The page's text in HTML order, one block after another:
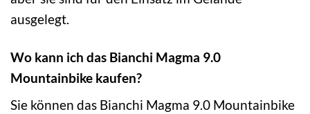
ausgelegt.
Wo kann ich das Bianchi Magma 9.0
Mountainbike kaufen?
Sie können das Bianchi Magma 9.0 Mountainbike